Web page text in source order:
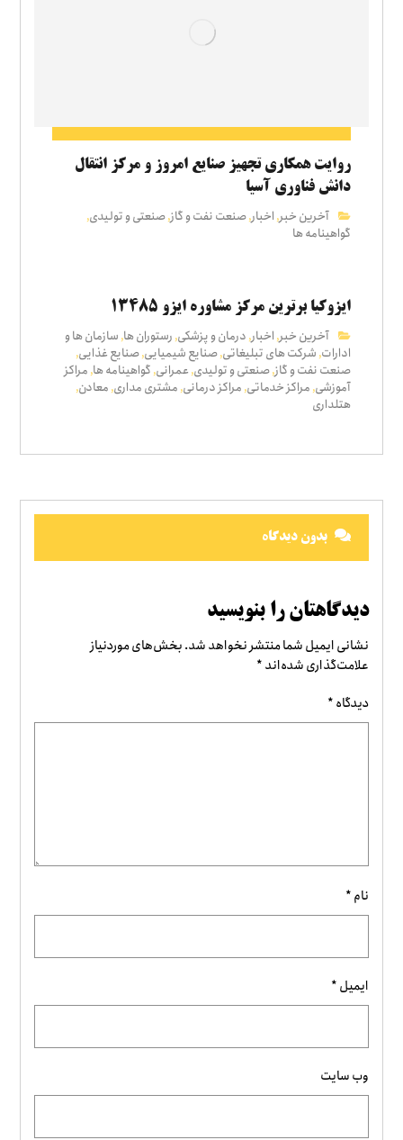
روایت همکاری تجهیز صنایع امروز و مرکز انتقال
دانش فناوری آسیا
آخرین خبر,اخبار,صنعت نفت و گاز,صنعتی و تولیدی,
گواهینامه ها
ایزوکیا برترین مرکز مشاوره ایزو ۱۳۴۸۵
آخرین خبر,اخبار,درمان و پزشکی,رستوران ها,سازمان ها و
ادارات,شرکت های تبلیغاتی,صنایع شیمیایی,صنایع غذایی,
صنعت نفت و گاز,صنعتی و تولیدی,عمرانی,گواهینامه ها,مراکز
آموزشی,مراکز خدماتی,مراکز درمانی,مشتری مداری,معادن,
هتلداری
بدون دیدگاه
دیدگاهتان را بنویسید
نشانی ایمیل شما منتشر نخواهد شد.بخش‌های موردنیاز
علامت‌گذاری شده‌اند*
دیدگاه*
نام*
ایمیل*
وب‌ سایت